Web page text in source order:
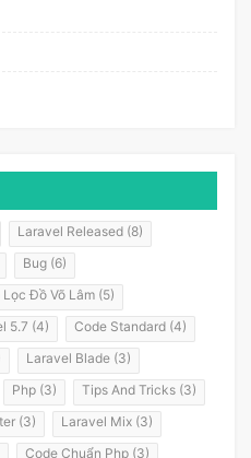
Laravel Released (8)
Bug (6)
Lọc Đồ Võ Lâm (5)
5.7 (4)
Code Standard (4)
Laravel Blade (3)
Php (3)
Tips And Tricks (3)
(3)
Laravel Mix (3)
Code Chuẩn Php (3)